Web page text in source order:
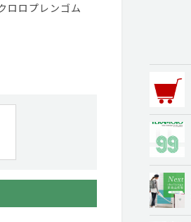
ロロプレンゴム